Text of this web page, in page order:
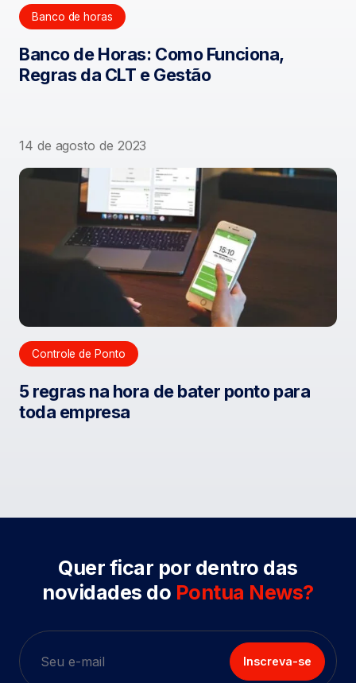
Banco de horas
Banco de Horas: Como Funciona,
Regras da CLT e Gestão
14 de agosto de 2023
Controle de Ponto
5 regras na hora de bater ponto para
toda empresa
Quer ficar por dentro das
novidades do Pontua News?
Inscreva-se